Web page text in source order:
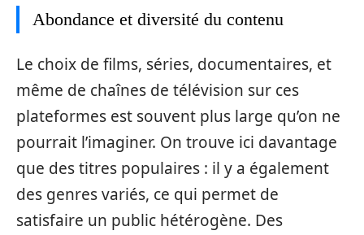
Abondance et diversité du contenu
Le choix de films, séries, documentaires, et
même de chaînes de télévision sur ces
plateformes est souvent plus large qu’on ne
pourrait l’imaginer. On trouve ici davantage
que des titres populaires : il y a également
des genres variés, ce qui permet de
satisfaire un public hétérogène. Des